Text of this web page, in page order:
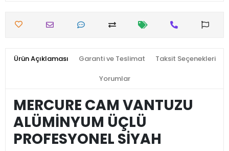
Ürün Açıklaması Garanti ve Teslimat Taksit Seçenekleri
Yorumlar
MERCURE CAM VANTUZU
ALÜMİNYUM ÜÇLÜ
PROFESYONEL SİYAH